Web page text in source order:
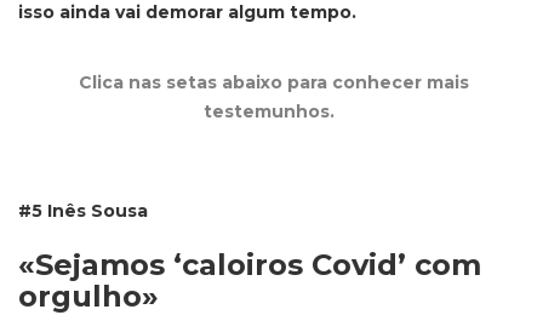
isso ainda vai demorar algum tempo.
Clica nas setas abaixo para conhecer mais
testemunhos.
#5 Inês Sousa
«Sejamos ‘caloiros Covid’ com
orgulho»